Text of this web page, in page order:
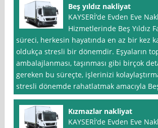
Beş yıldız nakliyat
KAYSERİ’de Evden Eve
Hizmetlerinde Beş Yıldız
süreci, herkesin hayatında en az bir kez
oldukça stresli bir dönemdir. Eşyaların
ambalajlanması, taşınması gibi birçok
gereken bu süreçte, işlerinizi
stresli dönemde rahatlatmak amacıyla Beş
Kızmazlar nakliyat
KAYSERİ’de Evden Eve